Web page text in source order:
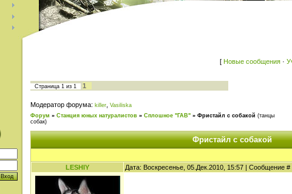
[ Новые сообщения ·
Страница 1 из 1 1
Модератор форума: killer Vasiliska
Форум » Станция юных натуралистов » Сплошное "ГАВ" » Фристайл с собакой (танцы
собак)
Фристайл с собакой
LESHIY Дата: Воскресенье, 05.Дек.2010, 15:57 | Сообщение #